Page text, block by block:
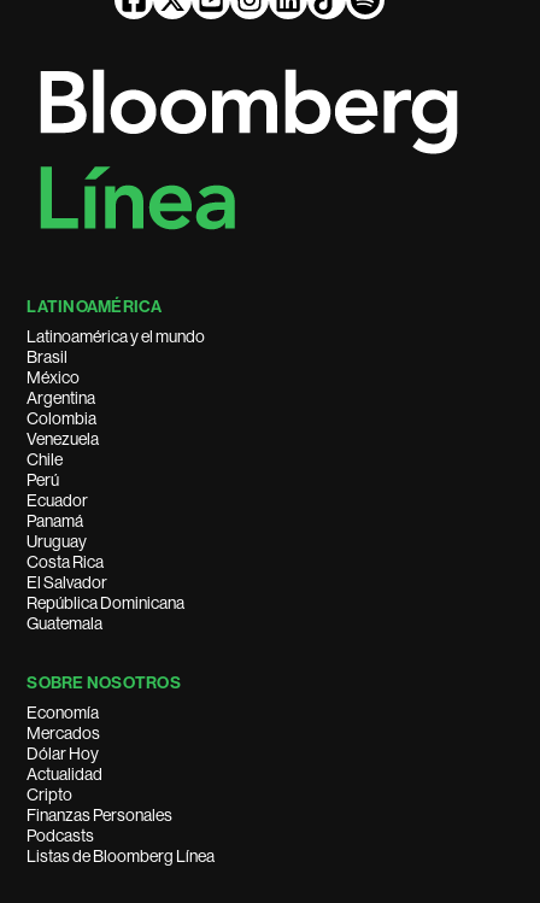
LATINOAMÉRICA
Latinoamérica y el mundo
Brasil
México
Argentina
Colombia
Venezuela
Chile
Perú
Ecuador
Panamá
Uruguay
Costa Rica
El Salvador
República Dominicana
Guatemala
SOBRE NOSOTROS
Economía
Mercados
Dólar Hoy
Actualidad
Cripto
Finanzas Personales
Podcasts
Listas de Bloomberg Línea